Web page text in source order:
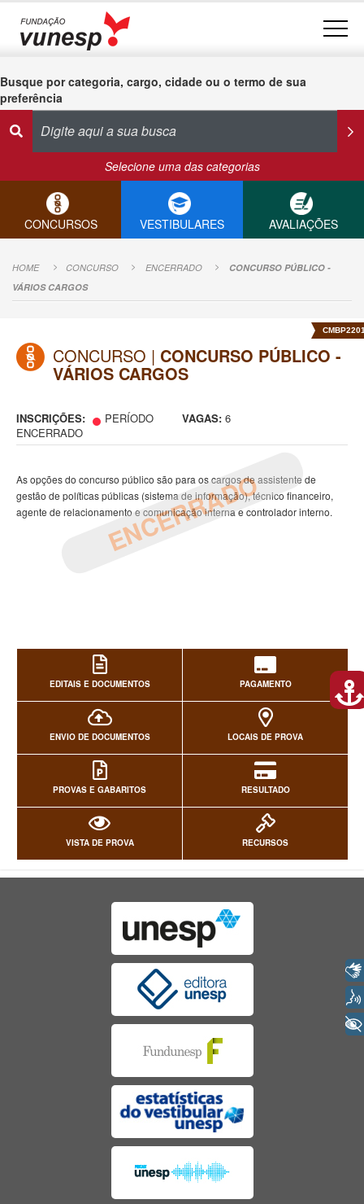
Busque por categoria, cargo, cidade ou o termo de sua
preferência
Selecione uma das categorias
CONCURSOS VESTIBULARES AVALIAÇÕES
HOME CONCURSO ENCERRADO
CONCURSO PÚBLICO -
VÁRIOS CARGOS
CONCURSO | CONCURSO PÚBLICO -
VÁRIOS CARGOS
INSCRIÇÕES:
PERÍODO
ENCERRADO
VAGAS: 6
ENCERRADO
As opções do concurso público são para os cargos de assistente de
gestão de políticas públicas (sistema de informação), técnico financeiro,
agente de relacionamento e comunicação interna e controlador interno.
EDITAIS E DOCUMENTOS PAGAMENTO
ENVIO DE DOCUMENTOS LOCAIS DE PROVA
PROVAS E GABARITOS RESULTADO
VISTA DE PROVA RECURSOS
+ Acessibilidade